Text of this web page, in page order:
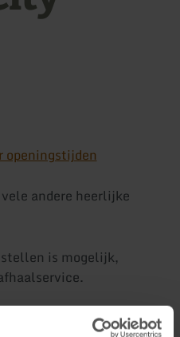
openingstijden
andere heerlijke
is mogelijk,